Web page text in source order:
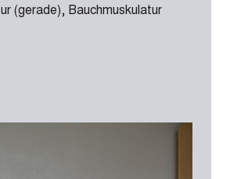
(gerade), Bauchmuskulatur